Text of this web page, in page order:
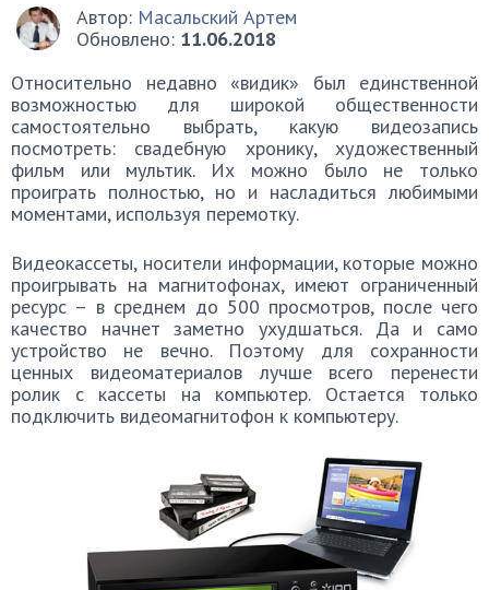
Автор: Масальский Артем
Обновлено: 11.06.2018
Относительно недавно «видик» был единственной
возможностью для широкой общественности
самостоятельно выбрать, какую видеозапись
посмотреть: свадебную хронику, художественный
фильм или мультик. Их можно было не только
проиграть полностью, но и насладиться любимыми
моментами, используя перемотку.
Видеокассеты, носители информации, которые можно
проигрывать на магнитофонах, имеют ограниченный
ресурс – в среднем до 500 просмотров, после чего
качество начнет заметно ухудшаться. Да и само
устройство не вечно. Поэтому для сохранности
ценных видеоматериалов лучше всего перенести
ролик с кассеты на компьютер. Остается только
подключить видеомагнитофон к компьютеру.